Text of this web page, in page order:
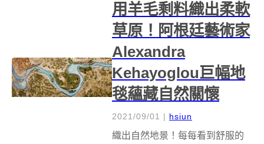
因...
用羊毛剩料織出柔軟
草原！阿根廷藝術家
Alexandra
Kehayoglou巨幅地
毯蘊藏自然關懷
2021/09/01 | hsiun
織出自然地景！每每看到舒服的